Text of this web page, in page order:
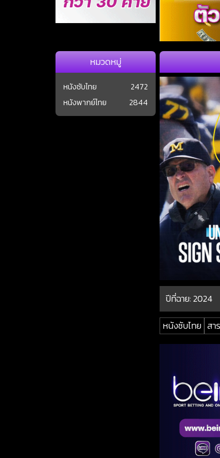
ปีที่ฉาย:2024
หนังซับไทย สา
หมวดหมู่
หนังซับไทย
2472
หนังพากย์ไทย
2844